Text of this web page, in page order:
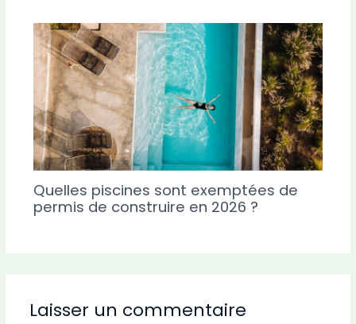
Quelles piscines sont exemptées de
permis de construire en 2026 ?
Laisser un commentaire